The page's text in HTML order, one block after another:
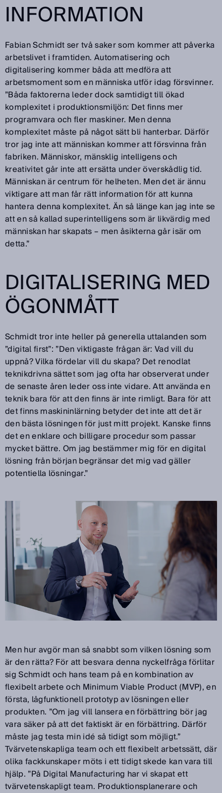
INFORMATION
Fabian Schmidt ser två saker som kommer att påverka
arbetslivet i framtiden. Automatisering och
digitalisering kommer båda att medföra att
arbetsmoment som en människa utför idag försvinner.
”Båda faktorerna leder dock samtidigt till ökad
komplexitet i produktionsmiljön: Det finns mer
programvara och fler maskiner. Men denna
komplexitet måste på något sätt bli hanterbar. Därför
tror jag inte att människan kommer att försvinna från
fabriken. Människor, mänsklig intelligens och
kreativitet går inte att ersätta under överskådlig tid.
Människan är centrum för helheten. Men det är ännu
viktigare att man får rätt information för att kunna
hantera denna komplexitet. Än så länge kan jag inte se
att en så kallad superintelligens som är likvärdig med
människan har skapats – men åsikterna går isär om
detta.”
DIGITALISERING MED
ÖGONMÅTT
Schmidt tror inte heller på generella uttalanden som
”digital first”: ”Den viktigaste frågan är: Vad vill du
uppnå? Vilka fördelar vill du skapa? Det renodlat
teknikdrivna sättet som jag ofta har observerat under
de senaste åren leder oss inte vidare. Att använda en
teknik bara för att den finns är inte rimligt. Bara för att
det finns maskininlärning betyder det inte att det är
den bästa lösningen för just mitt projekt. Kanske finns
det en enklare och billigare procedur som passar
mycket bättre. Om jag bestämmer mig för en digital
lösning från början begränsar det mig vad gäller
potentiella lösningar.”
Men hur avgör man så snabbt som vilken lösning som
är den rätta? För att besvara denna nyckelfråga förlitar
sig Schmidt och hans team på en kombination av
flexibelt arbete och Minimum Viable Product (MVP), en
första, lågfunktionell prototyp av lösningen eller
produkten. ”Om jag vill lansera en förbättring bör jag
vara säker på att det faktiskt är en förbättring. Därför
måste jag testa min idé så tidigt som möjligt.”
Tvärvetenskapliga team och ett flexibelt arbetssätt, där
olika fackkunskaper möts i ett tidigt skede kan vara till
hjälp. ”På Digital Manufacturing har vi skapat ett
tvärvetenskapligt team. Produktionsplanerare och